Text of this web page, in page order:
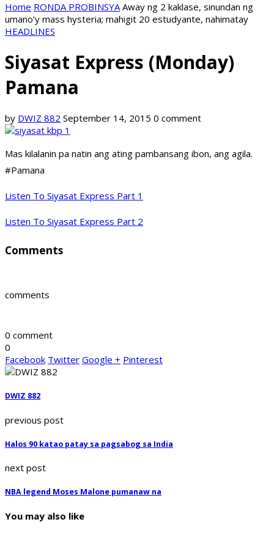
Home RONDA PROBINSYA Away ng 2 kaklase, sinundan ng
umano’y mass hysteria; mahigit 20 estudyante, nahimatay
HEADLINES
Siyasat Express (Monday)
Pamana
by DWIZ 882 September 14, 2015 0 comment
Mas kilalanin pa natin ang ating pambansang ibon, ang agila.
#Pamana
Listen To Siyasat Express Part 1
Listen To Siyasat Express Part 2
Comments
comments
0 comment
0
Facebook Twitter Google + Pinterest
DWIZ 882
previous post
Halos 90 katao patay sa pagsabog sa India
next post
NBA legend Moses Malone pumanaw na
You may also like